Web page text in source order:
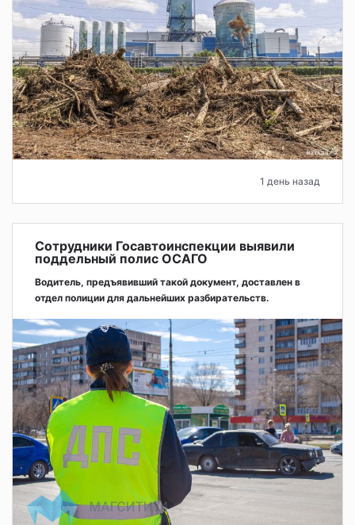
1 день назад
Сотрудники Госавтоинспекции выявили
поддельный полис ОСАГО
Водитель, предъявивший такой документ, доставлен в
отдел полиции для дальнейших разбирательств.